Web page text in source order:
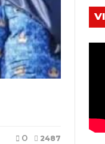
2487
0